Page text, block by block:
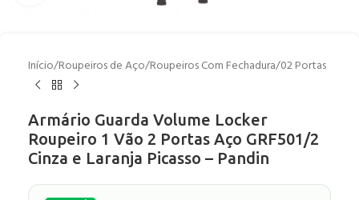
Início/Roupeiros de Aço/Roupeiros Com Fechadura/02 Portas
Armário Guarda Volume Locker
Roupeiro 1 Vão 2 Portas Aço GRF501/2
Cinza e Laranja Picasso – Pandin